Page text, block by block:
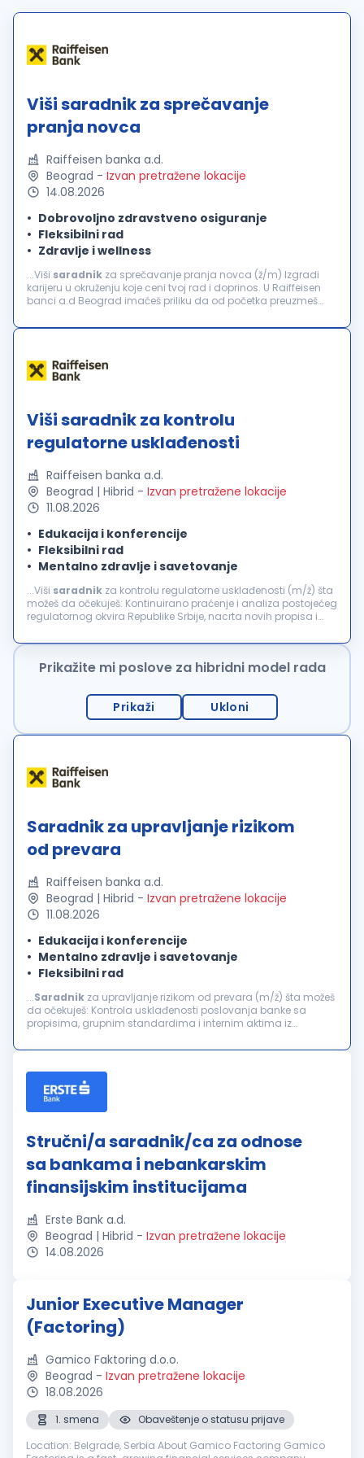
Viši saradnik za sprečavanje
pranja novca
Raiffeisen banka a.d.
Beograd - Izvan pretražene lokacije
14.08.2026
Dobrovoljno zdravstveno osiguranje
Fleksibilni rad
Zdravlje i wellness
...Viši saradnik za sprečavanje pranja novca (ž/m) Izgradi
karijeru u okruženju koje ceni tvoj rad i doprinos. U Raiffeisen
banci a.d Beograd imaćeš priliku da od početka preuzmeš
karijernoj...
Viši saradnik za kontrolu
regulatorne usklađenosti
Raiffeisen banka a.d.
Beograd | Hibrid - Izvan pretražene lokacije
11.08.2026
Edukacija i konferencije
Fleksibilni rad
Mentalno zdravlje i savetovanje
...Viši saradnik za kontrolu regulatorne usklađenosti (m/ž) šta
možeš da očekuješ: Kontinuirano praćenje i analiza postojećeg
regulatornog okvira Republike Srbije, nacrta novih propisa i
Prikažite mi poslove za hibridni model rada
Prikaži Ukloni
Saradnik za upravljanje rizikom
od prevara
Raiffeisen banka a.d.
Beograd | Hibrid - Izvan pretražene lokacije
11.08.2026
Edukacija i konferencije
Mentalno zdravlje i savetovanje
Fleksibilni rad
...Saradnik za upravljanje rizikom od prevara (m/ž) šta možeš
da očekuješ: Kontrola usklađenosti poslovanja banke sa
propisima, grupnim standardima i internim aktima iz
zloupotreba Kontinuirano...
Stručni/a saradnik/ca za odnose
sa bankama i nebankarskim
finansijskim institucijama
Erste Bank a.d.
Beograd | Hibrid - Izvan pretražene lokacije
14.08.2026
Junior Executive Manager
(Factoring)
Gamico Faktoring d.o.o.
Beograd - Izvan pretražene lokacije
18.08.2026
1. smena
Obaveštenje o statusu prijave
Location: Belgrade, Serbia About Gamico Factoring Gamico